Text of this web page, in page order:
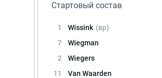
Стартовый состав
1 Wissink (вр)
7
Wiegman
2
Wiegers
11
Van Waarden